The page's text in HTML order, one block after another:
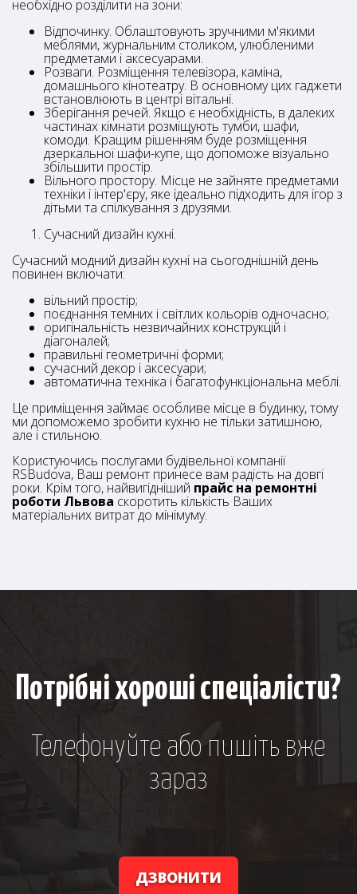
необхідно розділити на зони:
Відпочинку. Облаштовують зручними м'якими
меблями, журнальним столиком, улюбленими
предметами і аксесуарами.
Розваги. Розміщення телевізора, каміна,
домашнього кінотеатру. В основному цих гаджети
встановлюють в центрі вітальні.
Зберігання речей. Якщо є необхідність, в далеких
частинах кімнати розміщують тумби, шафи,
комоди. Кращим рішенням буде розміщення
дзеркальної шафи-купе, що допоможе візуально
збільшити простір.
Вільного простору. Місце не зайняте предметами
техніки і інтер'єру, яке ідеально підходить для ігор з
дітьми та спілкування з друзями.
Сучасний дизайн кухні.
Сучасний модний дизайн кухні на сьогоднішній день
повинен включати:
вільний простір;
поєднання темних і світлих кольорів одночасно;
оригінальність незвичайних конструкцій і
діагоналей;
правильні геометричні форми;
сучасний декор і аксесуари;
автоматична техніка і багатофункціональна меблі.
Це приміщення займає особливе місце в будинку, тому
ми допоможемо зробити кухню не тільки затишною,
але і стильною.
Користуючись послугами будівельної компанії
RSBudova, Ваш ремонт принесе вам радість на довгі
роки. Крім того, найвигідніший прайс на ремонтні
роботи Львова скоротить кількість Ваших
матеріальних витрат до мінімуму.
Потрібні хороші спеціалісти?
Телефонуйте або пишіть вже
зараз
ДЗВОНИТИ